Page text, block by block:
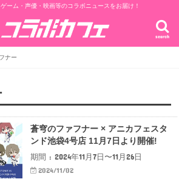
ーム・声優・映画等のコラボニュースをお届け！
search
ナー
蒼穹のファフナー × アニカフェスタ
ンド池袋4号店 11月7日より開催!
期間 : 2024年11月7日〜11月26日
2024/11/02